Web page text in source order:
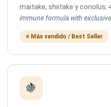
maitake, shiitake y coriolus.
immune formula with
⭐ Más vendido / Best Seller
🍇